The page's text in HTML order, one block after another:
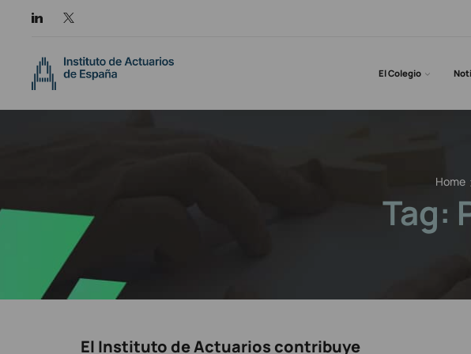
El Colegio
Home
Tag:
El Instituto de Actuarios contribuye